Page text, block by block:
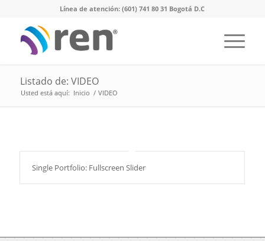
Línea de atención: (601) 741 80 31 Bogotá D.C
Listado de: VIDEO
Usted está aquí: Inicio / VIDEO
Single Portfolio: Fullscreen Slider